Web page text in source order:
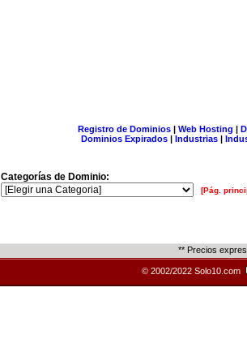
Registro de Dominios| Web Hosting |
Dominios Expirados | Industrias |
Categorías de Dominio:
[Pág.
** Precios
© 2002/2022 Solo10.com